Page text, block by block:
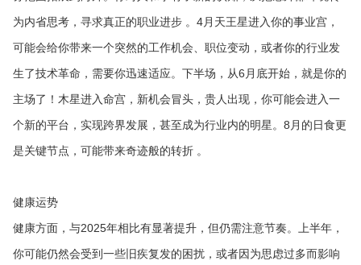
为内省思考，寻求真正的职业进步 。4月天王星进入你的事业宫，
可能会给你带来一个突然的工作机会、职位变动，或者你的行业发
生了技术革命，需要你迅速适应。下半场，从6月底开始，就是你的
主场了！木星进入命宫，新机会冒头，贵人出现，你可能会进入一
个新的平台，实现跨界发展，甚至成为行业内的明星。8月的日食更
是关键节点，可能带来奇迹般的转折 。
健康运势
健康方面，与2025年相比有显著提升，但仍需注意节奏。上半年，
你可能仍然会受到一些旧疾复发的困扰，或者因为思虑过多而影响